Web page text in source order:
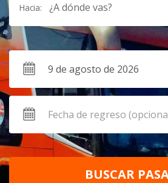
Hacia: ¿A dónde vas?
BUSCAR